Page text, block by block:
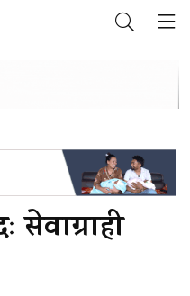
सेवाग्राही